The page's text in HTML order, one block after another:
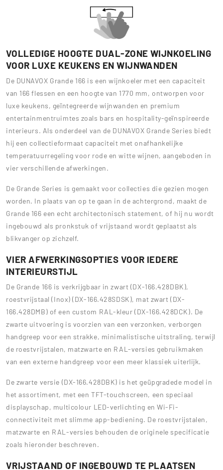
VOLLEDIGE HOOGTE DUAL-ZONE WIJNKOELING
VOOR LUXE KEUKENS EN WIJNWANDEN
De DUNAVOX Grande 166 is een wijnkoeler met een capaciteit
van 166 flessen en een hoogte van 1770 mm, ontworpen voor
luxe keukens, geïntegreerde wijnwanden en premium
entertainmentruimtes zoals bars en hospitality-geïnspireerde
interieurs. Als onderdeel van de DUNAVOX Grande Series biedt
hij een collectieformaat capaciteit met onafhankelijke
temperatuurregeling voor rode en witte wijnen, aangeboden in
vier verschillende afwerkingen.
De Grande Series is gemaakt voor collecties die gezien mogen
worden. In plaats van op te gaan in de achtergrond, maakt de
Grande 166 een echt architectonisch statement, of hij nu wordt
ingebouwd als pronkstuk of vrijstaand wordt geplaatst als
blikvanger op zichzelf.
VIER AFWERKINGSOPTIES VOOR IEDERE
INTERIEURSTIJL
De Grande 166 is verkrijgbaar in zwart (DX-166.428DBK),
roestvrijstaal (Inox) (DX-166.428SDSK), mat zwart (DX-
166.428DMB) of een custom RAL-kleur (DX-166.428DCK). De
zwarte uitvoering is voorzien van een verzonken, verborgen
handgreep voor een strakke, minimalistische uitstraling, terwijl
de roestvrijstalen, matzwarte en RAL-versies gebruikmaken
van een externe handgreep voor een meer klassiek uiterlijk.
De zwarte versie (DX-166.428DBK) is het geüpgradede model in
het assortiment, met een TFT-touchscreen, een speciaal
displayschap, multicolour LED-verlichting en Wi-Fi-
connectiviteit met slimme app-bediening. De roestvrijstalen,
matzwarte en RAL-versies behouden de originele specificatie
zoals hieronder beschreven.
VRIJSTAAND OF INGEBOUWD TE PLAATSEN